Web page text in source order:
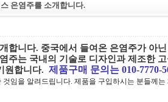
은염주를 소개합니다.
합니다. 중국에서 들여온 은염주가 아
주는 국내의 기술로 디자인과 제조한
원합니다. 제품구매 문의는 010-7770-
것임을 알려드립니다. 제품을 구입하시는 분들께